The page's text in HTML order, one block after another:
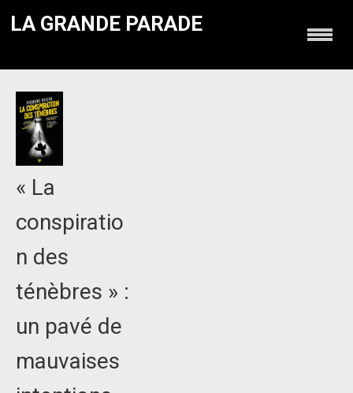
LA GRANDE PARADE
« La
conspiratio
n des
ténèbres » :
un pavé de
mauvaises